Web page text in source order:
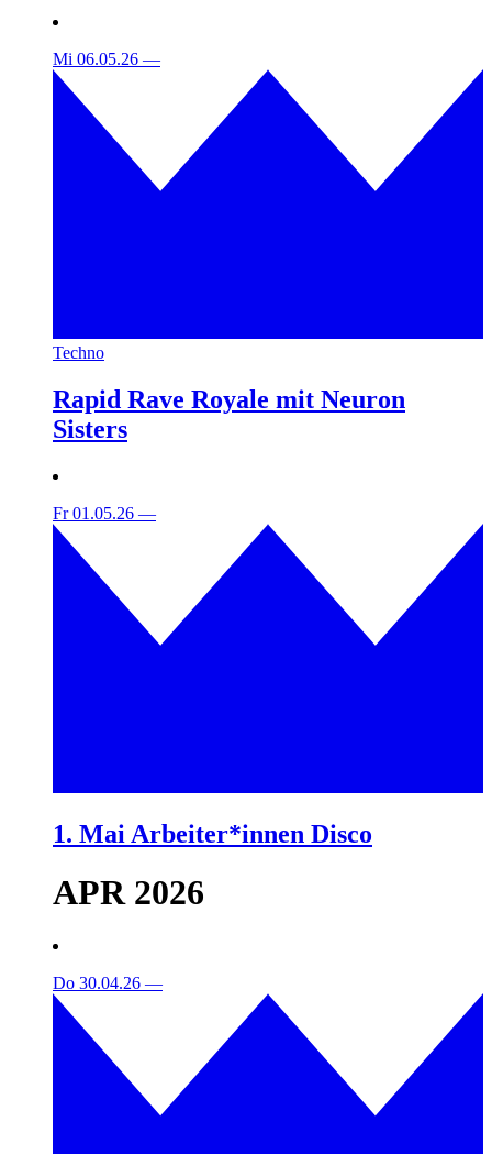
Mi 06.05.26 —
Techno
Rapid Rave Royale mit Neuron
Sisters
Fr 01.05.26 —
1. Mai Arbeiter*innen Disco
APR 2026
Do 30.04.26 —